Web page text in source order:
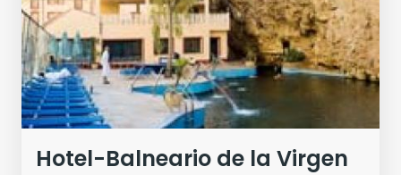
Hotel-Balneario de la Virgen